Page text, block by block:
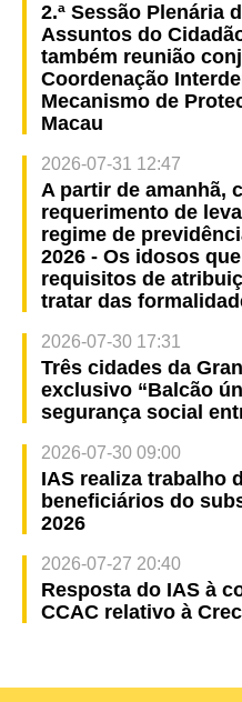
2.ª Sessão Plenária
Assuntos do
também reunião
Coordenação
Mecanismo de
Macau
2026-07-31 12:47
A partir de amanhã,
requerimento de
regime de
2026 - Os idosos
requisitos de
tratar das
2026-07-30 17:31
Três cidades da
exclusivo “Balcão
segurança social
2026-07-30 09:00
IAS realiza trabalho
beneficiários do
2026
2026-07-27 20:40
Resposta do IAS à
CCAC relativo à